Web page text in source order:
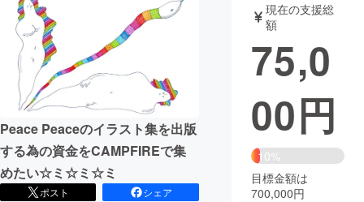
アート・写真
テクノロジー・ガジェット ゲーム・サ
映像・映画
ビジネス・起業 チャレンジ
Peace Peaceのイラスト集を出版
する為の資金をCAMPFIREで集
めたい☆ミ☆ミ☆ミ
ポスト
シェア
現在の支援総
額
75,0
00円
10%
目標金額は
700,000円